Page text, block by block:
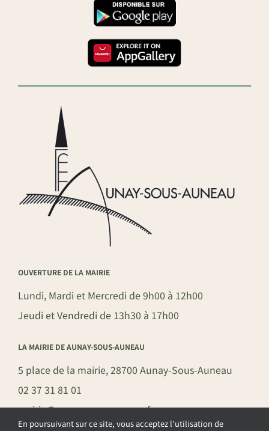
OUVERTURE DE LA MAIRIE
Lundi, Mardi et Mercredi de 9h00 à 12h00
Jeudi et Vendredi de 13h30 à 17h00
LA MAIRIE DE AUNAY-SOUS-AUNEAU
5 place de la mairie, 28700 Aunay-Sous-Auneau
02 37 31 81 01
mairie@aunay-sous-auneau.fr
En poursuivant sur ce site, vous acceptez l’utilisation de